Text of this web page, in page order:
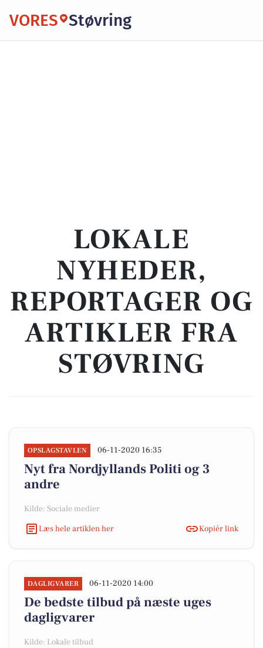
VORES Støvring
LOKALE
NYHEDER,
REPORTAGER OG
ARTIKLER FRA
STØVRING
OPSLAGSTAVLEN 06-11-2020 16:35
Nyt fra Nordjyllands Politi og 3
andre
Kilde: Sociale medier
Læs hele artiklen her
Kopiér link
DAGLIGVARER 06-11-2020 14:00
De bedste tilbud på næste uges
dagligvarer
Kilde: Lokale tilbud